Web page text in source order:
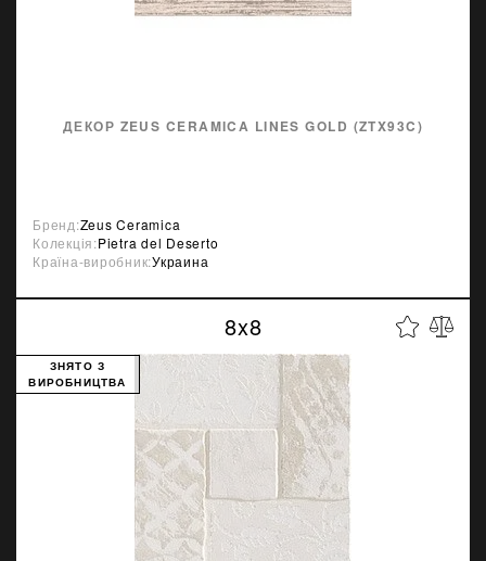
ДЕКОР ZEUS CERAMICA LINES GOLD (ZTX93C)
Бренд:Zeus Ceramica
Колекція:Pietra del Deserto
Країна-виробник:Украина
8x8
ЗНЯТО З
ВИРОБНИЦТВА